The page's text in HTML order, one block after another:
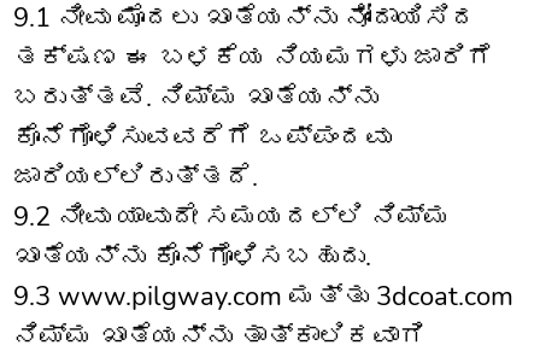
9.1 ನೀವು ಮೊದಲು ಖಾತೆಯನ್ನು ನೋಂದಾಯಿಸಿದ
ತಕ್ಷಣ ಈ ಬಳಕೆಯ ನಿಯಮಗಳು ಜಾರಿಗೆ
ಬರುತ್ತವೆ. ನಿಮ್ಮ ಖಾತೆಯನ್ನು
ಕೊನೆಗೊಳಿಸುವವರೆಗೆ ಒಪ್ಪಂದವು
ಜಾರಿಯಲ್ಲಿರುತ್ತದೆ.
9.2 ನೀವು ಯಾವುದೇ ಸಮಯದಲ್ಲಿ ನಿಮ್ಮ
ಖಾತೆಯನ್ನು ಕೊನೆಗೊಳಿಸಬಹುದು.
9.3 www.pilgway.com ಮತ್ತು 3dcoat.com
ನಿಮ್ಮ ಖಾತೆಯನ್ನು ತಾತ್ಕಾಲಿಕವಾಗಿ